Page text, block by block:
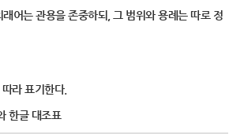
래어는 관용을 존중하되, 그 범위와 용례는 따로 정
라 표기한다.
한글 대조표